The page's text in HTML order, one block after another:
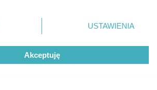
przed myciem
klikając przycisk ustawień prywatności
lewym dolnym rogu strony
danych nie wymagają zgody
masz prawo sprzeciwić się takiemu
będą miały zastosowanie tylko
USTAWIENIA
Akceptuję